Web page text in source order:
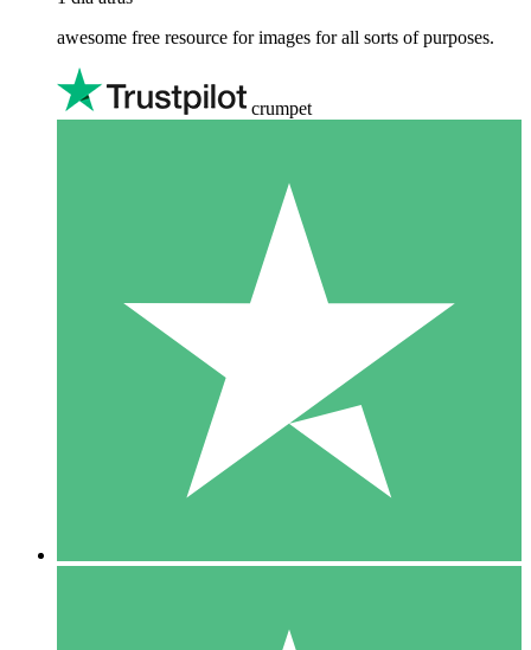
awesome free resource for images for all sorts of purposes.
crumpet